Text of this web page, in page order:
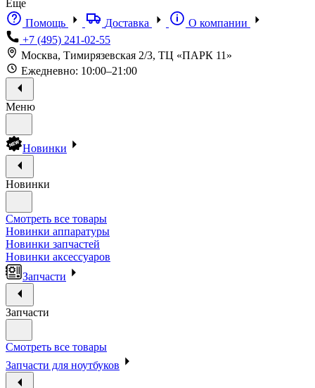
Еще
Помощь
Доставка
О компании
+7 (495) 241-02-55
Москва, Тимирязевская 2/3, ТЦ «ПАРК 11»
Ежедневно: 10:00–21:00
Меню
Новинки
Новинки
Смотреть все товары
Новинки аппаратуры
Новинки запчастей
Новинки аксессуаров
Запчасти
Запчасти
Смотреть все товары
Запчасти для ноутбуков